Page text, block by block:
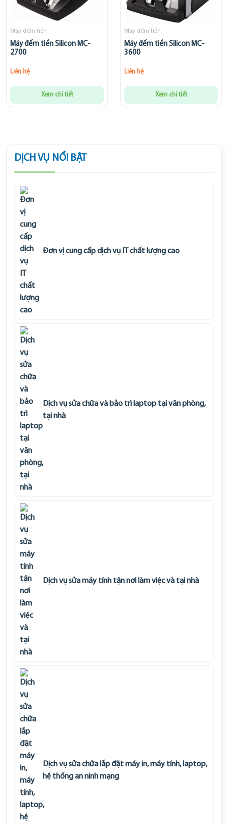
Máy đếm tiền
Máy đếm tiền Silicon MC-
2700
Liên hệ
Xem chi tiết
Máy đếm tiền
Máy đếm tiền Silicon MC-
3600
Liên hệ
Xem chi tiết
DỊCH VỤ NỔI BẬT
Đơn vị cung cấp dịch vụ IT chất lượng cao
Dịch vụ sửa chữa và bảo trì laptop tại văn phòng,
tại nhà
Dịch vụ sửa máy tính tận nơi làm việc và tại nhà
Dịch vụ sửa chữa lắp đặt máy in, máy tính, laptop,
hệ thống an ninh mạng